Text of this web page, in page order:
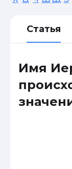
Статья
Имя